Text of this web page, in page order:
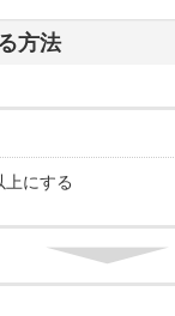
方法
にする